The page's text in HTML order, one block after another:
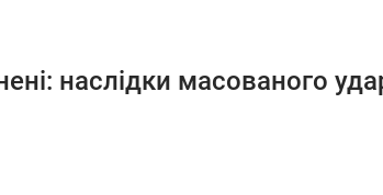
наслідки масованого